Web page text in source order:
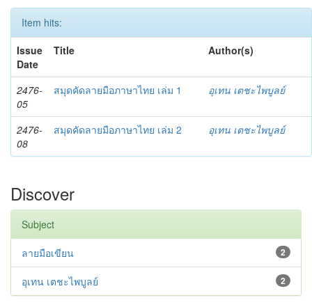
Item hits:
Issue
Date
Title Author(s)
2476-
05
สมุดคัดลายมือภาษาไทย เล่ม 1 อุเทน เตชะไพบูลย์
2476-
08
สมุดคัดลายมือภาษาไทย เล่ม 2 อุเทน เตชะไพบูลย์
Discover
Subject
2
ลายมือเขียน
2
อุเทน เตชะไพบูลย์